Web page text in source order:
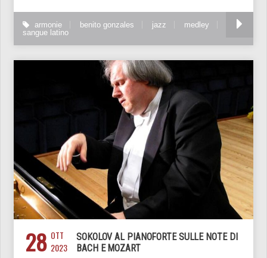
armonie benito gonzales jazz
medley
sangue latino
28 OTT
2023
SOKOLOV AL PIANOFORTE SULLE NOTE DI
BACH E MOZART